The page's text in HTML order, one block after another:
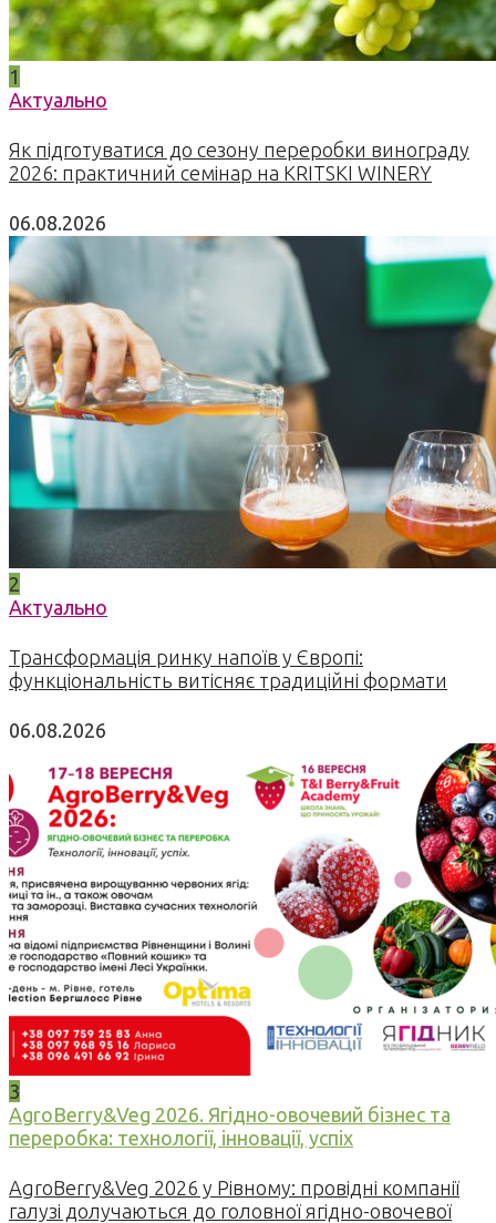
1
Актуально
Як підготуватися до сезону переробки винограду
2026: практичний семінар на KRITSKI WINERY
06.08.2026
2
Актуально
Трансформація ринку напоїв у Європі:
функціональність витісняє традиційні формати
06.08.2026
3
AgroBerry&Veg 2026. Ягідно-овочевий бізнес та
переробка: технології, інновації, успіх
AgroBerry&Veg 2026 у Рівному: провідні компанії
галузі долучаються до головної ягідно-овочевої